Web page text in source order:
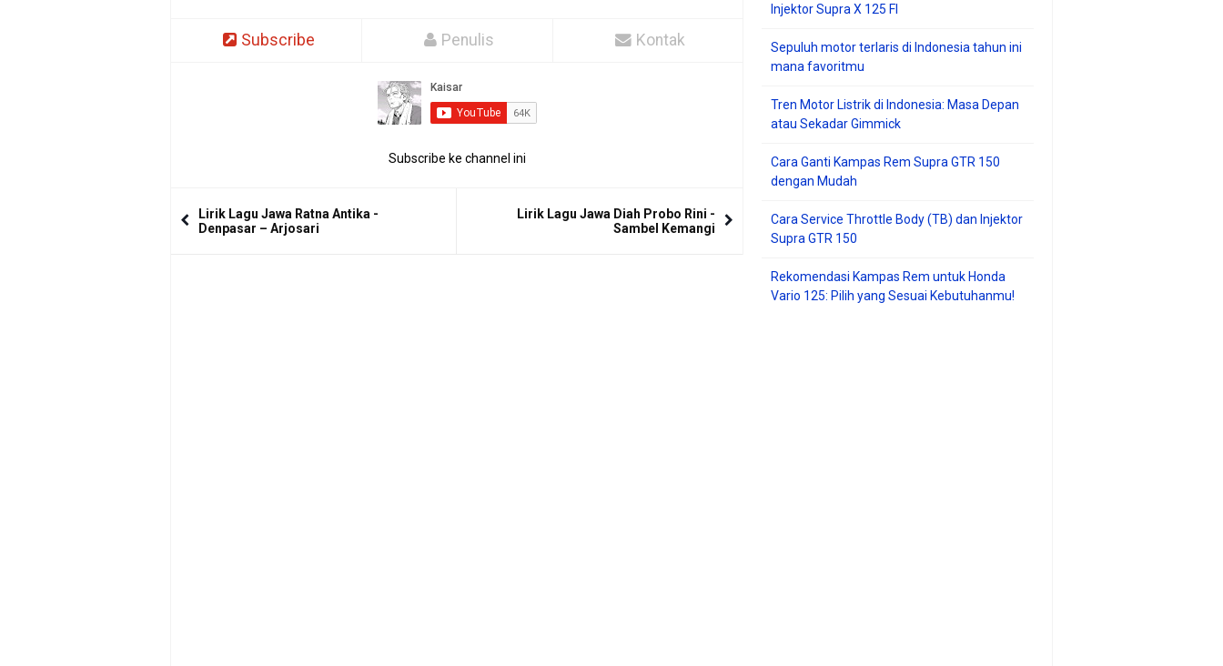
Subscribe Penulis Kontak
Subscribe ke channel ini
Lirik Lagu Jawa Ratna Antika -
Denpasar – Arjosari
Lirik Lagu Jawa Diah Probo Rini -
Sambel Kemangi
Injektor Supra X 125 FI
Sepuluh motor terlaris di Indonesia tahun ini
mana favoritmu
Tren Motor Listrik di Indonesia: Masa Depan
atau Sekadar Gimmick
Cara Ganti Kampas Rem Supra GTR 150
dengan Mudah
Cara Service Throttle Body (TB) dan Injektor
Supra GTR 150
Rekomendasi Kampas Rem untuk Honda
Vario 125: Pilih yang Sesuai Kebutuhanmu!